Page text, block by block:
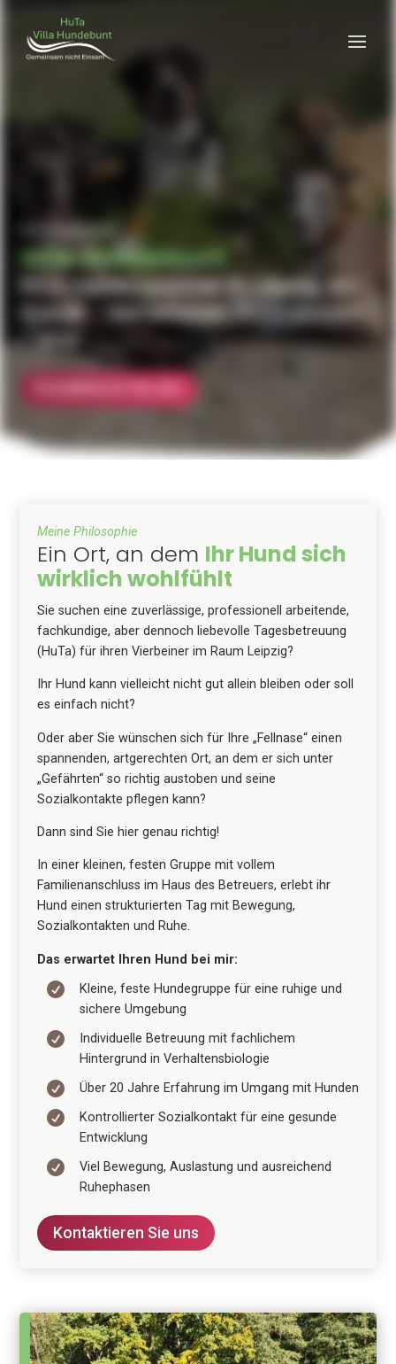
Hundetagesstätte
Villa Hundebunt
Ihr Ansprechpartner in Leipzig, wo
Hunde -
Gemeinsam nicht Einsam
- sind
Meine Philosophie
Ein Ort, an dem Ihr Hund sich
wirklich wohlfühlt
Sie suchen eine zuverlässige, professionell arbeitende,
fachkundige, aber dennoch liebevolle Tagesbetreuung
(HuTa) für ihren Vierbeiner im Raum Leipzig?
Ihr Hund kann vielleicht nicht gut allein bleiben oder soll
es einfach nicht?
Oder aber Sie wünschen sich für Ihre „Fellnase“ einen
spannenden, artgerechten Ort, an dem er sich unter
„Gefährten“ so richtig austoben und seine
Sozialkontakte pflegen kann?
Dann sind Sie hier genau richtig!
In einer kleinen, festen Gruppe mit vollem
Familienanschluss im Haus des Betreuers, erlebt ihr
Hund einen strukturierten Tag mit Bewegung,
Sozialkontakten und Ruhe.
Das erwartet Ihren Hund bei mir:

Kleine, feste Hundegruppe für eine ruhige und
sichere Umgebung

Individuelle Betreuung mit fachlichem
Hintergrund in Verhaltensbiologie
 Über 20 Jahre Erfahrung im Umgang mit Hunden

Kontrollierter Sozialkontakt für eine gesunde
Entwicklung

Viel Bewegung, Auslastung und ausreichend
Ruhephasen
Kontaktieren Sie uns